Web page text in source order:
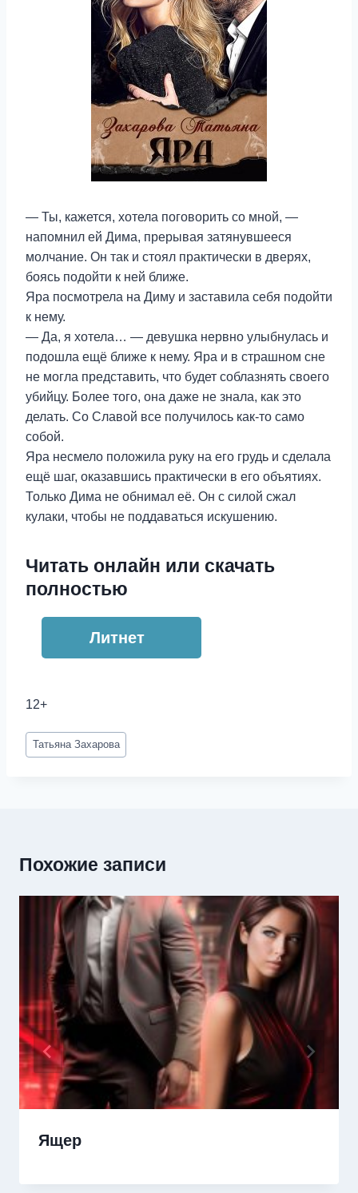
— Ты, кажется, хотела поговорить со мной, —
напомнил ей Дима, прерывая затянувшееся
молчание. Он так и стоял практически в дверях,
боясь подойти к ней ближе.
Яра посмотрела на Диму и заставила себя подойти
к нему.
— Да, я хотела… — девушка нервно улыбнулась и
подошла ещё ближе к нему. Яра и в страшном сне
не могла представить, что будет соблазнять своего
убийцу. Более того, она даже не знала, как это
делать. Со Славой все получилось как-то само
собой.
Яра несмело положила руку на его грудь и сделала
ещё шаг, оказавшись практически в его объятиях.
Только Дима не обнимал её. Он с силой сжал
кулаки, чтобы не поддаваться искушению.
Читать онлайн или скачать
полностью
Литнет
12+
Метки
записи:
Татьяна Захарова
Похожие записи
Ящер